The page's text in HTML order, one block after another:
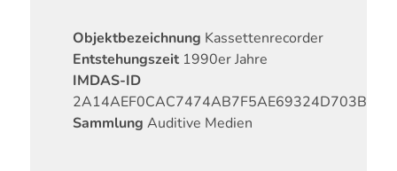
Objektbezeichnung Kassettenrecorder
Entstehungszeit 1990er Jahre
IMDAS-ID
2A14AEF0CAC7474AB7F5AE69324D703B
Sammlung Auditive Medien